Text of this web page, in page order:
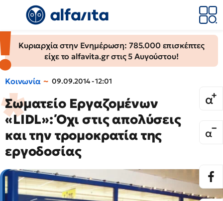
Κυριαρχία στην Ενημέρωση: 785.000 επισκέπτες
είχε το alfavita.gr στις 5 Αυγούστου!
Κοινωνία 09.09.2014 - 12:01
Σωματείο Εργαζομένων
«LIDL»: Όχι στις απολύσεις
και την τρομοκρατία της
εργοδοσίας